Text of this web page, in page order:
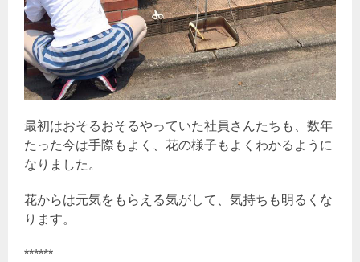
最初はおそるおそるやっていた社員さんたちも、数年
たった今は手際もよく、花の様子もよくわかるように
なりました。
花からは元気をもらえる気がして、気持ちも明るくな
ります。
******